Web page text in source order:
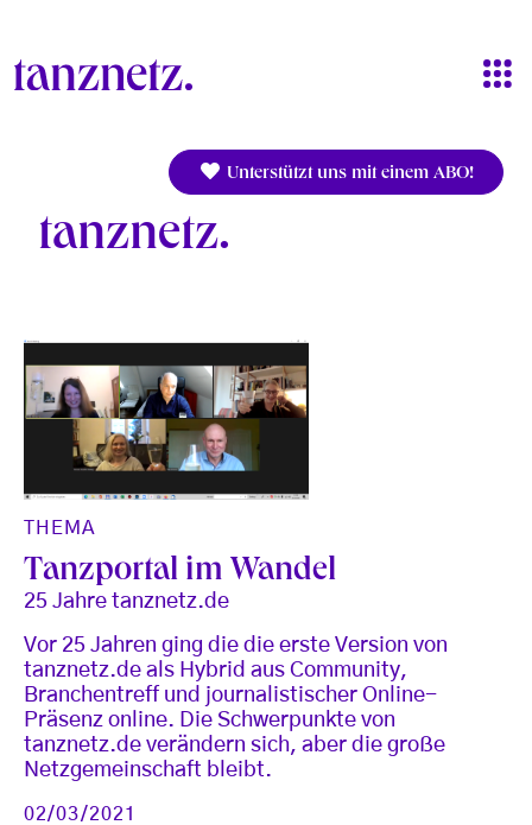
Unterstützt uns mit einem ABO!
tanznetz
THEMA
Tanzportal im Wandel
25 Jahre tanznetz.de
Vor 25 Jahren ging die die erste Version von
tanznetz.de als Hybrid aus Community,
Branchentreff und journalistischer Online-
Präsenz online. Die Schwerpunkte von
tanznetz.de verändern sich, aber die große
Netzgemeinschaft bleibt.
02/03/2021